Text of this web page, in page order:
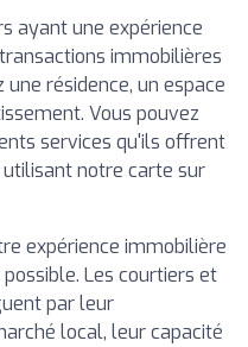
ayant une expérience
immobilières
résidence, un espace
Vous pouvez
services qu'ils offrent
notre carte sur
expérience immobilière
Les courtiers et
par leur
local, leur capacité